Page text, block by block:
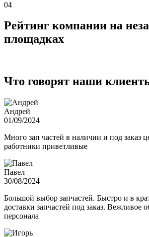
04
Рейтинг компании на
площадках
Что говорят наши
Андрей
01/09/2024
Много зап частей в наличии и под заказ
работники приветливые
Павел
30/08/2024
Большой выбор запчастей. Быстро и в
доставки запчастей под заказ. Вежливое
персонала